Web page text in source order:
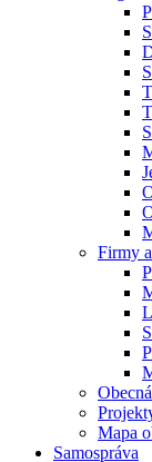
Firmy
Mapa
Samospráva